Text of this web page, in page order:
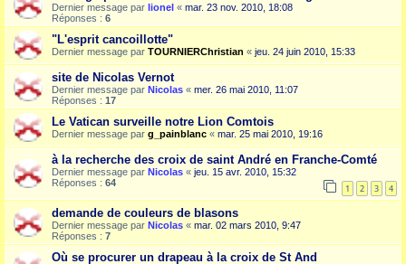
Dernier message par lionel « mar. 23 nov. 2010, 18:08
Réponses : 6
"L'esprit cancoillotte"
Dernier message par TOURNIERChristian « jeu. 24 juin 2010, 15:33
site de Nicolas Vernot
Dernier message par Nicolas « mer. 26 mai 2010, 11:07
Réponses : 17
Le Vatican surveille notre Lion Comtois
Dernier message par g_painblanc « mar. 25 mai 2010, 19:16
à la recherche des croix de saint André en Franche-Comté
Dernier message par Nicolas « jeu. 15 avr. 2010, 15:32
Réponses : 64 1 2 3 4
demande de couleurs de blasons
Dernier message par Nicolas « mar. 02 mars 2010, 9:47
Réponses : 7
Où se procurer un drapeau à la croix de St And